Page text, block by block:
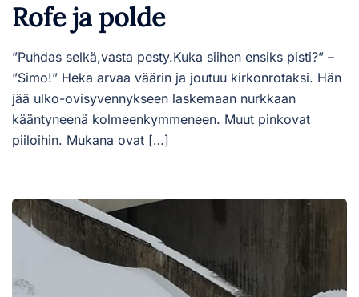
Rofe ja polde
”Puhdas selkä,vasta pesty.Kuka siihen ensiks pisti?” –
”Simo!” Heka arvaa väärin ja joutuu kirkonrotaksi. Hän
jää ulko-ovisyvennykseen laskemaan nurkkaan
kääntyneenä kolmeenkymmeneen. Muut pinkovat
piiloihin. Mukana ovat […]